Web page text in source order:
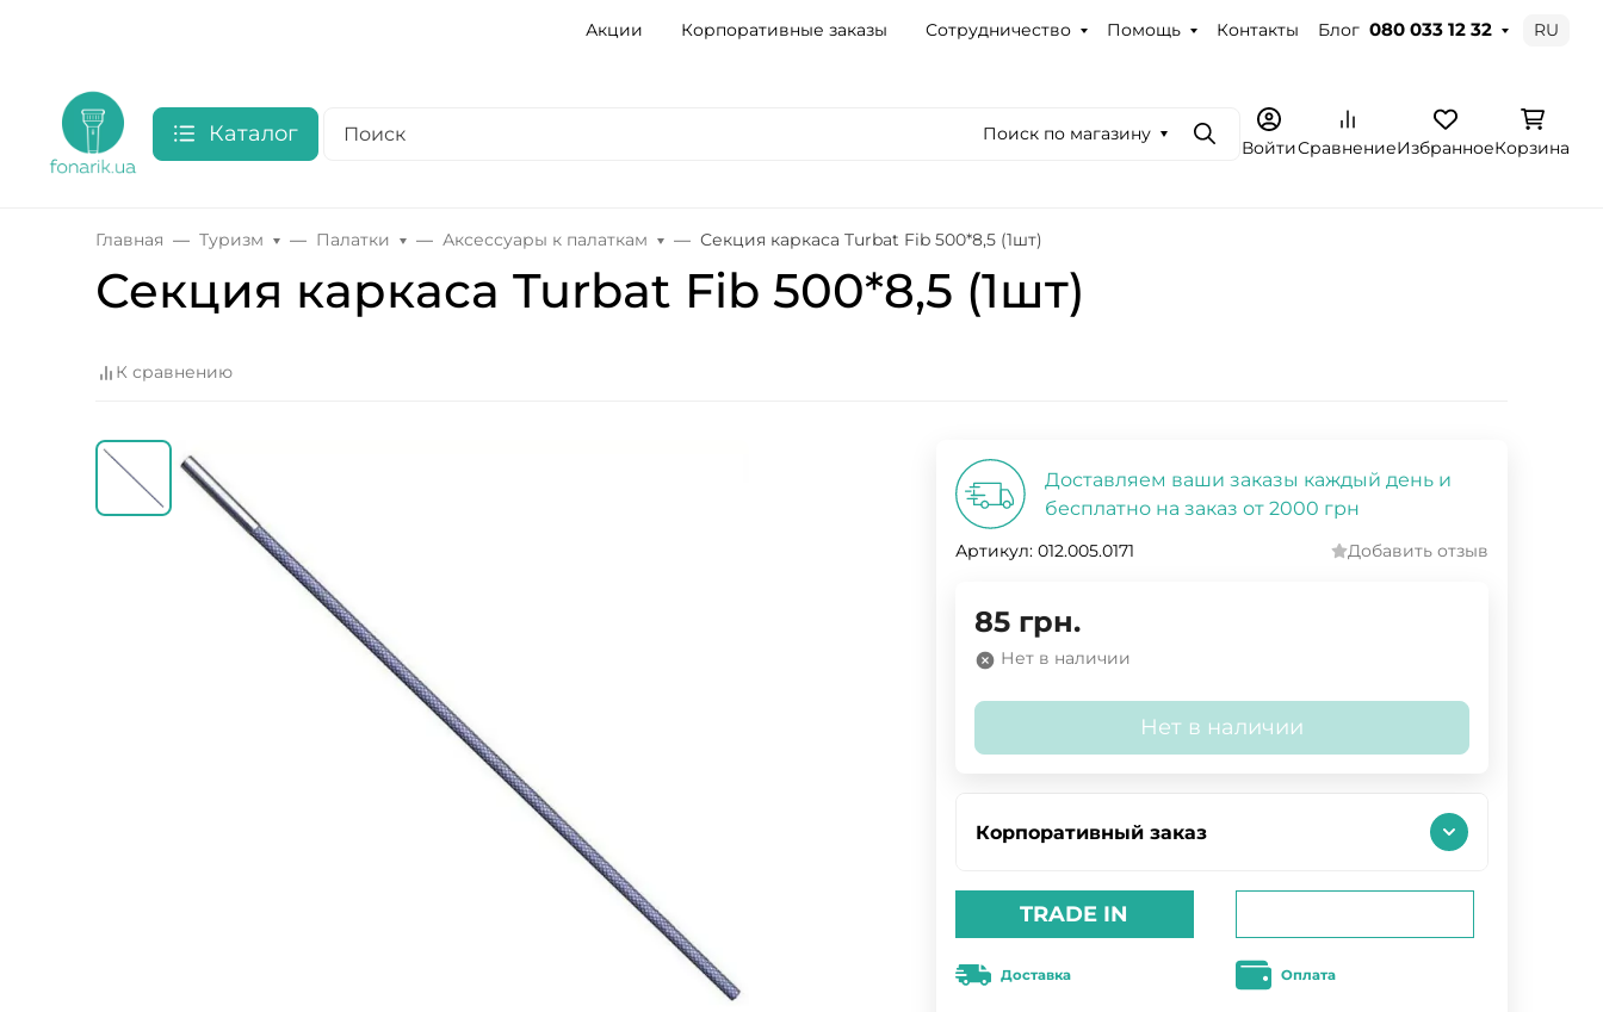
Акции Корпоративные заказы Сотрудничество Помощь Контакты Блог 080 033 12 32 RU
Каталог Поиск по магазину
ПоискВойтиСравнениеИзбранноеКорзина
Главная Туризм Палатки Аксессуары к палаткам Секция каркаса Turbat Fib 500*8,5 (1шт)
Секция каркаса Turbat Fib 500*8,5 (1шт)
К сравнению
Доставляем ваши заказы каждый день и
бесплатно на заказ от 2000 грн
Артикул: 012.005.0171 Добавить отзыв
85 грн.
Нет в наличии
Нет в наличии
Корпоративный заказ
TRADE IN
Доставка Оплата